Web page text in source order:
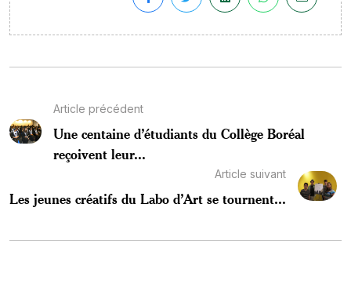
Article précédent
Une centaine d’étudiants du Collège Boréal
reçoivent leur...
Article suivant
Les jeunes créatifs du Labo d’Art se tournent...